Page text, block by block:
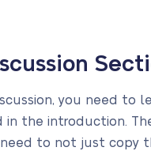
you need to
the introduction.
to not just copy